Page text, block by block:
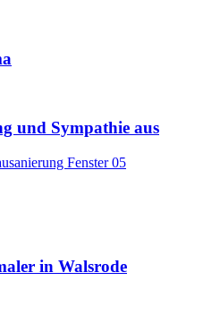
und Sympathie aus
in Walsrode